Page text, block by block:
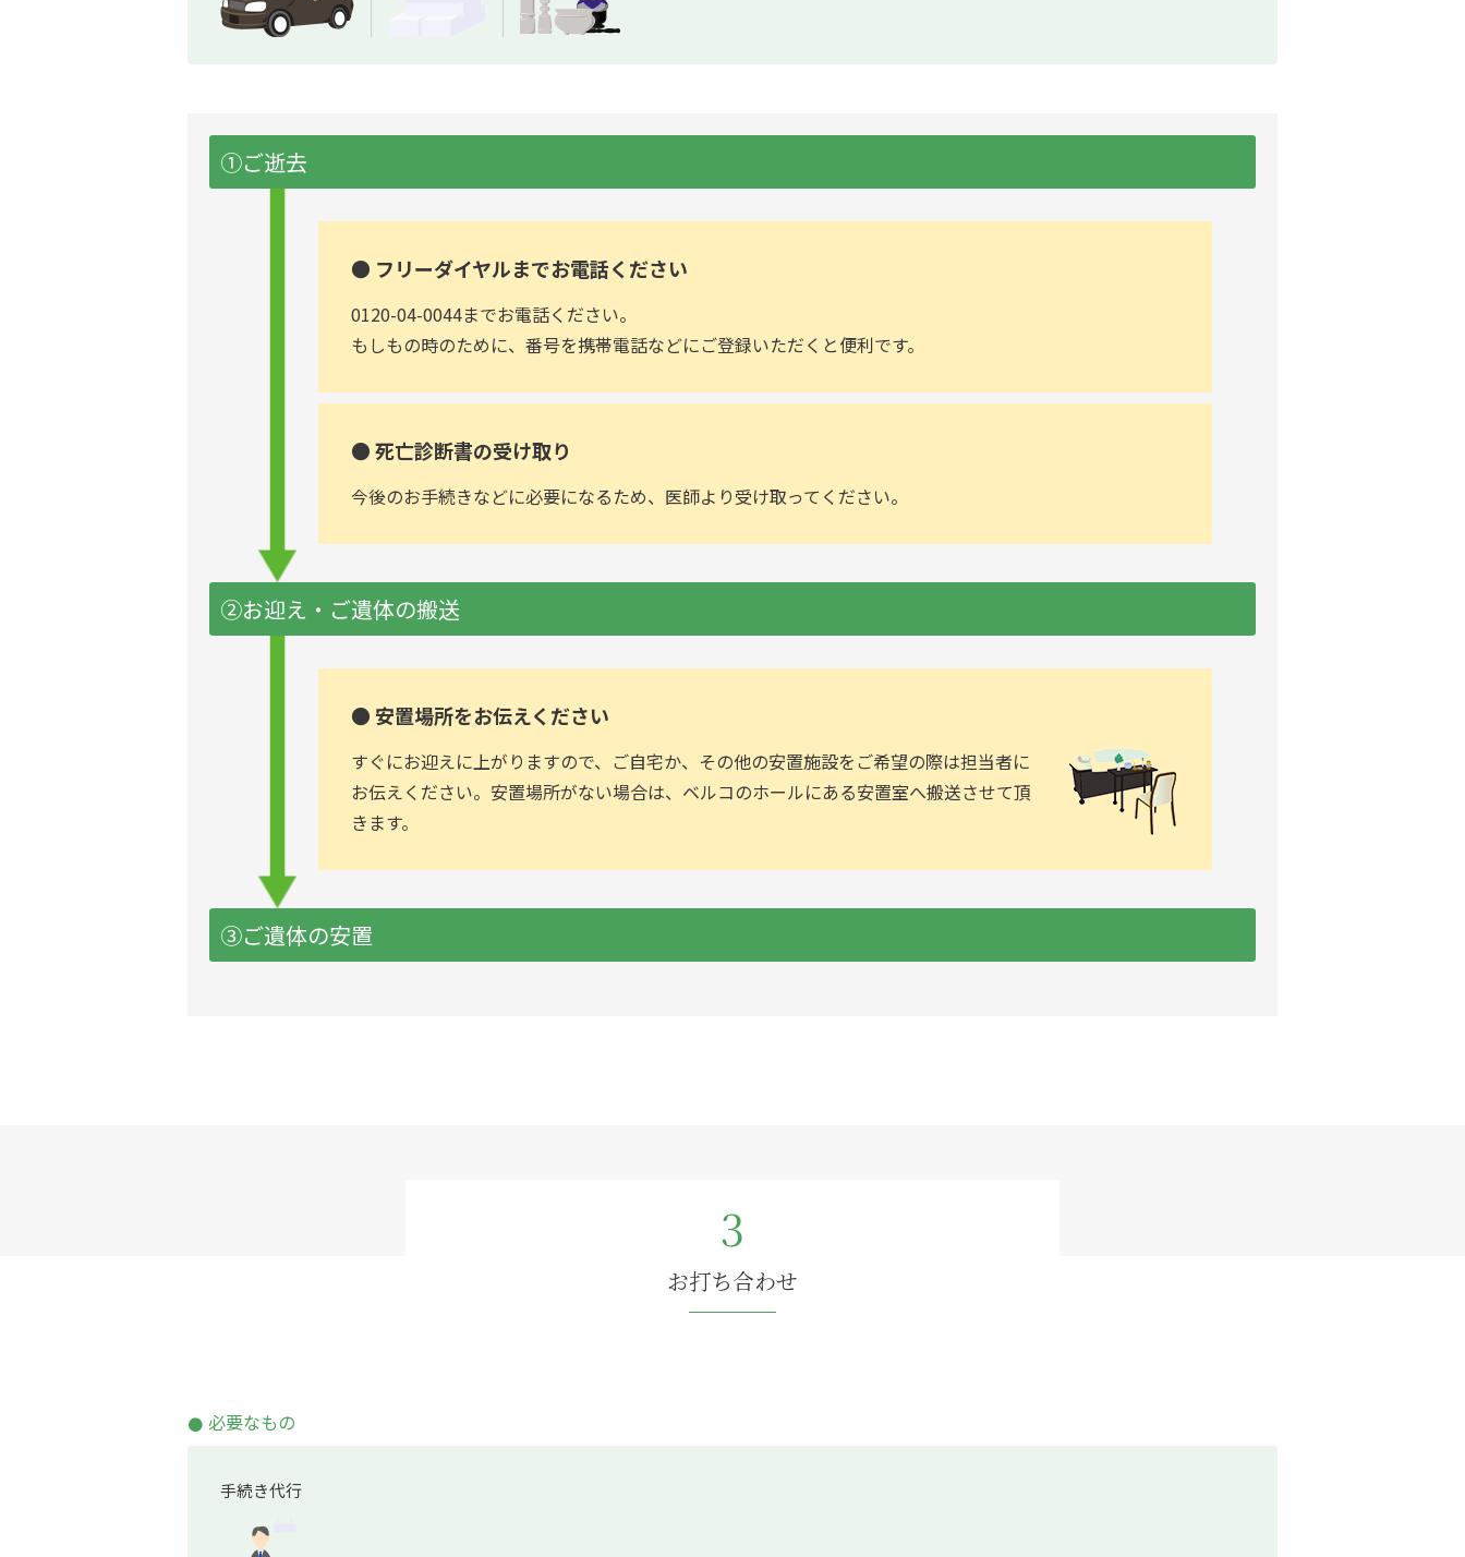
①ご逝去
● フリーダイヤルまでお電話ください
0120-04-0044までお電話ください。
もしもの時のために、番号を携帯電話などにご登録いただくと便利です。
● 死亡診断書の受け取り
今後のお手続きなどに必要になるため、医師より受け取ってください。
②お迎え・ご遺体の搬送
● 安置場所をお伝えください
すぐにお迎えに上がりますので、ご自宅か、その他の安置施設をご希望の際は担当者に
お伝えください。安置場所がない場合は、ベルコのホールにある安置室へ搬送させて頂
きます。
③ご遺体の安置
3
お打ち合わせ
必要なもの
手続き代行